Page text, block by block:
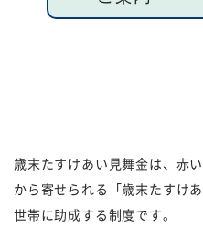
お問い合せ
行事予定
歳末たすけあい見舞金は、赤
から寄せられる「歳末たすけ
世帯に助成する制度です。